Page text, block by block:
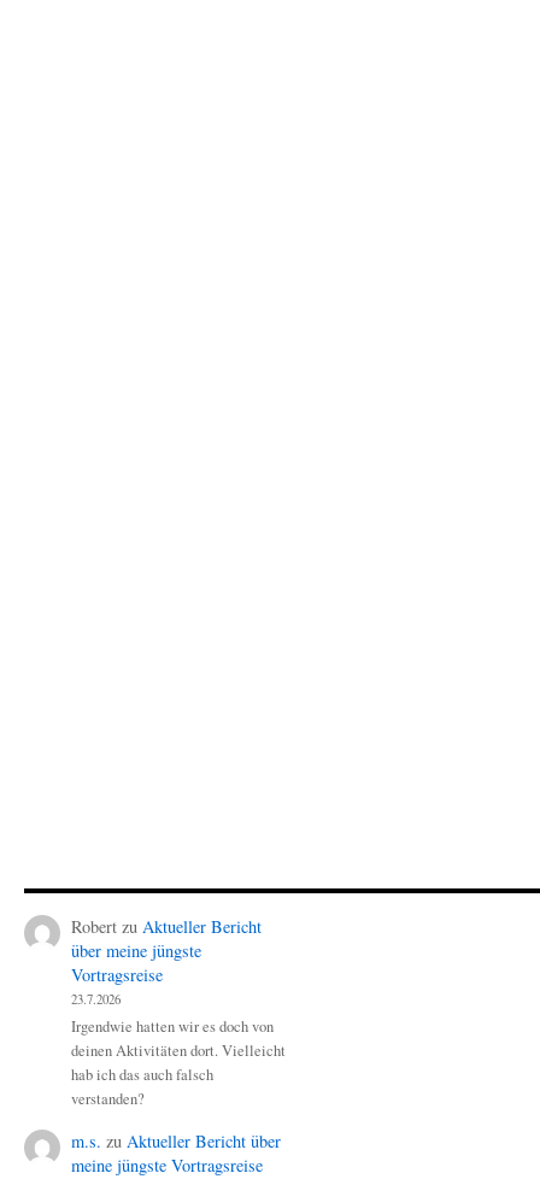
Robert zu Aktueller Bericht
über meine jüngste
Vortragsreise
23.7.2026
Irgendwie hatten wir es doch von
deinen Aktivitäten dort. Vielleicht
hab ich das auch falsch
verstanden?
m.s. zu Aktueller Bericht über
meine jüngste Vortragsreise